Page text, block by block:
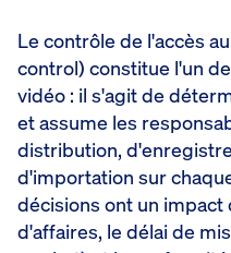
Le contrôle de l'accès
control) constitue l'un
vidéo : il s'agit de
et assume les
distribution,
d'importation sur
décisions ont un
d'affaires, le délai de